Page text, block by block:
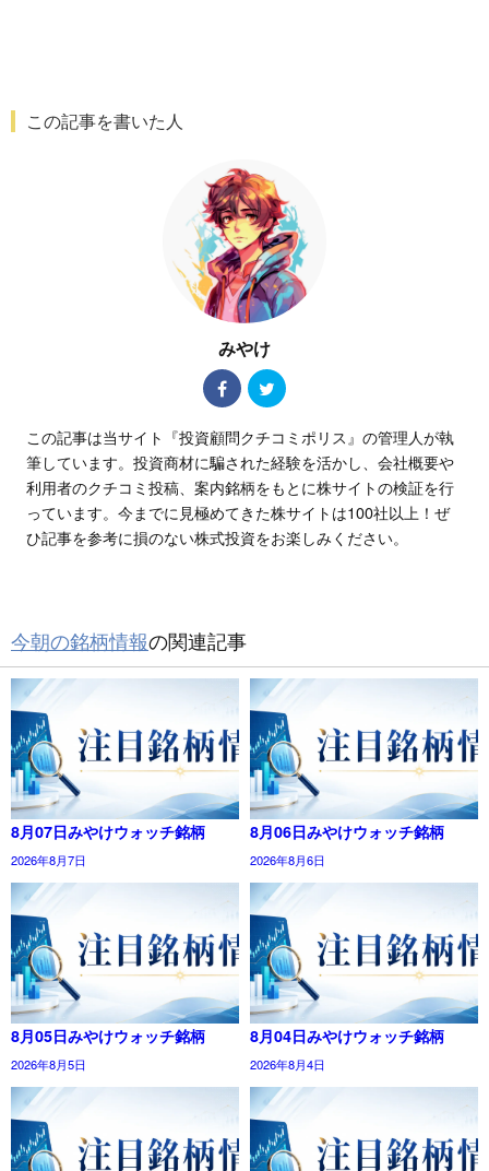
この記事を書いた人
みやけ
この記事は当サイト『投資顧問クチコミポリス』の管理人が執
筆しています。投資商材に騙された経験を活かし、会社概要や
利用者のクチコミ投稿、案内銘柄をもとに株サイトの検証を行
っています。今までに見極めてきた株サイトは100社以上！ぜ
ひ記事を参考に損のない株式投資をお楽しみください。
今朝の銘柄情報の関連記事
8月07日みやけウォッチ銘柄
2026年8月7日
8月06日みやけウォッチ銘柄
2026年8月6日
8月05日みやけウォッチ銘柄
2026年8月5日
8月04日みやけウォッチ銘柄
2026年8月4日